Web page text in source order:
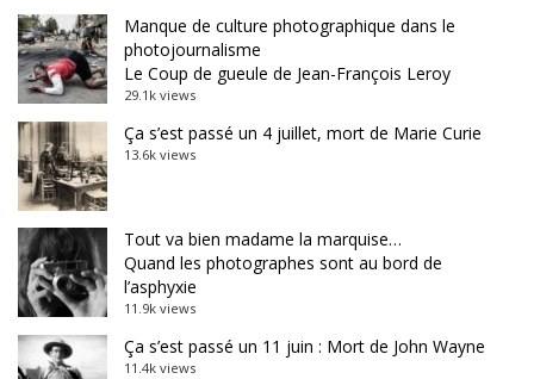
Manque de culture photographique dans le
photojournalisme
Le Coup de gueule de Jean-François Leroy
29.1k views
Ça s’est passé un 4 juillet, mort de Marie Curie
13.6k views
Tout va bien madame la marquise…
Quand les photographes sont au bord de
l’asphyxie
11.9k views
Ça s’est passé un 11 juin : Mort de John Wayne
11.4k views